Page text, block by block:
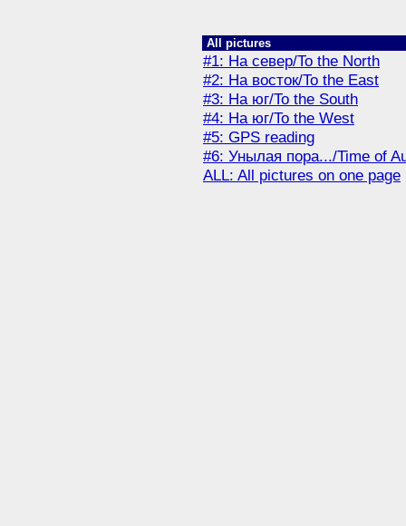
All pictures
#1: На север/To the North
#2: На восток/To the East
#3: На юг/To the South
#4: На юг/To the West
#5: GPS reading
#6: Унылая пора.../Time of
ALL: All pictures on one page